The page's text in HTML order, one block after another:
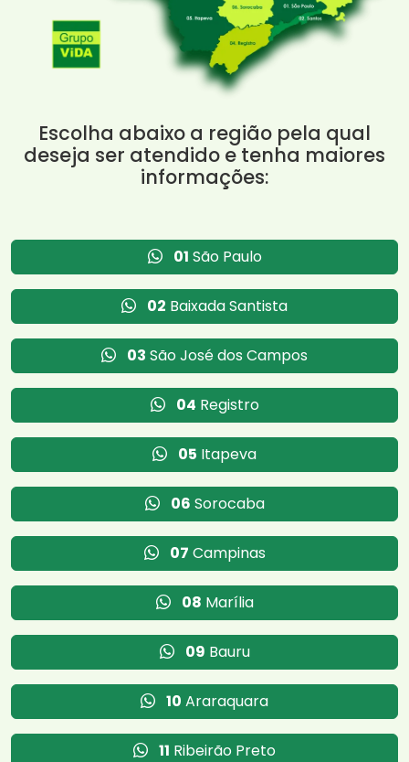
Escolha abaixo a região pela qual
deseja ser atendido e tenha maiores
informações:
01 São Paulo
02 Baixada Santista
03 São José dos Campos
04 Registro
05 Itapeva
06 Sorocaba
07 Campinas
08 Marília
09 Bauru
10 Araraquara
11 Ribeirão Preto